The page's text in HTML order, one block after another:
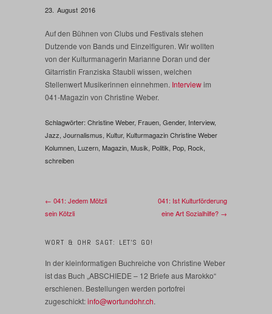
23. August 2016
Auf den Bühnen von Clubs und Festivals stehen
Dutzende von Bands und Einzelfiguren. Wir wollten
von der Kulturmanagerin Marianne Doran und der
Gitarristin Franziska Staubli wissen, welchen
Stellenwert Musikerinnen einnehmen. Interviewim
041-Magazin von Christine Weber.
Schlagwörter: Christine Weber, Frauen Gender, Interview,
Jazz Journalismus Kultur, Kulturmagazin Christine Weber
Kolumnen Luzern Magazin Musik Politik Pop Rock
schreiben
← 041: Jedem Mötzli
sein Kötzli
041: Ist Kulturförderung
eine Art Sozialhilfe? →
WORT & OHR SAGT: LET’S GO!
In der kleinformatigen Buchreiche von Christine Weber
ist das Buch „ABSCHIEDE – 12 Briefe aus Marokko“
erschienen. Bestellungen werden portofrei
zugeschickt:info@wortundohr.ch.